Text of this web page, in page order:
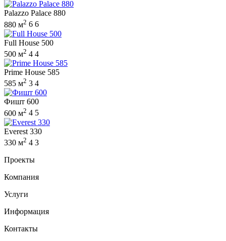
Palazzo Palace 880
880 м2 6 6
Full House 500
500 м2 4 4
Prime House 585
585 м2 3 4
Фишт 600
600 м2 4 5
Everest 330
330 м2 4 3
Проекты
Компания
Услуги
Информация
Контакты